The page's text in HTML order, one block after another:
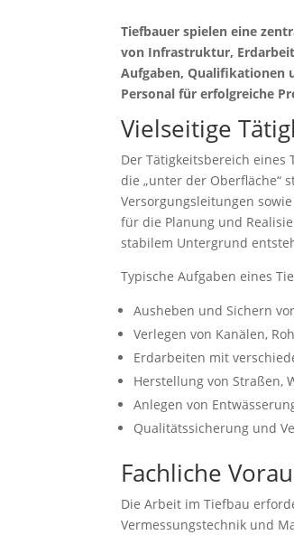
Tiefbauer spielen eine
von Infrastruktur,
Aufgaben, Qualifikationen
Personal für erfolgreiche
Vielseitige
Der Tätigkeitsbereich
die „unter der Oberfläche“
Versorgungsleitungen
für die Planung und
stabilem Untergrund
Typische Aufgaben eines
Ausheben und Sichern
Verlegen von Kanälen,
Erdarbeiten mit
Herstellung von Straßen,
Anlegen von
Qualitätssicherung und
Fachliche
Die Arbeit im Tiefbau
Vermessungstechnik und